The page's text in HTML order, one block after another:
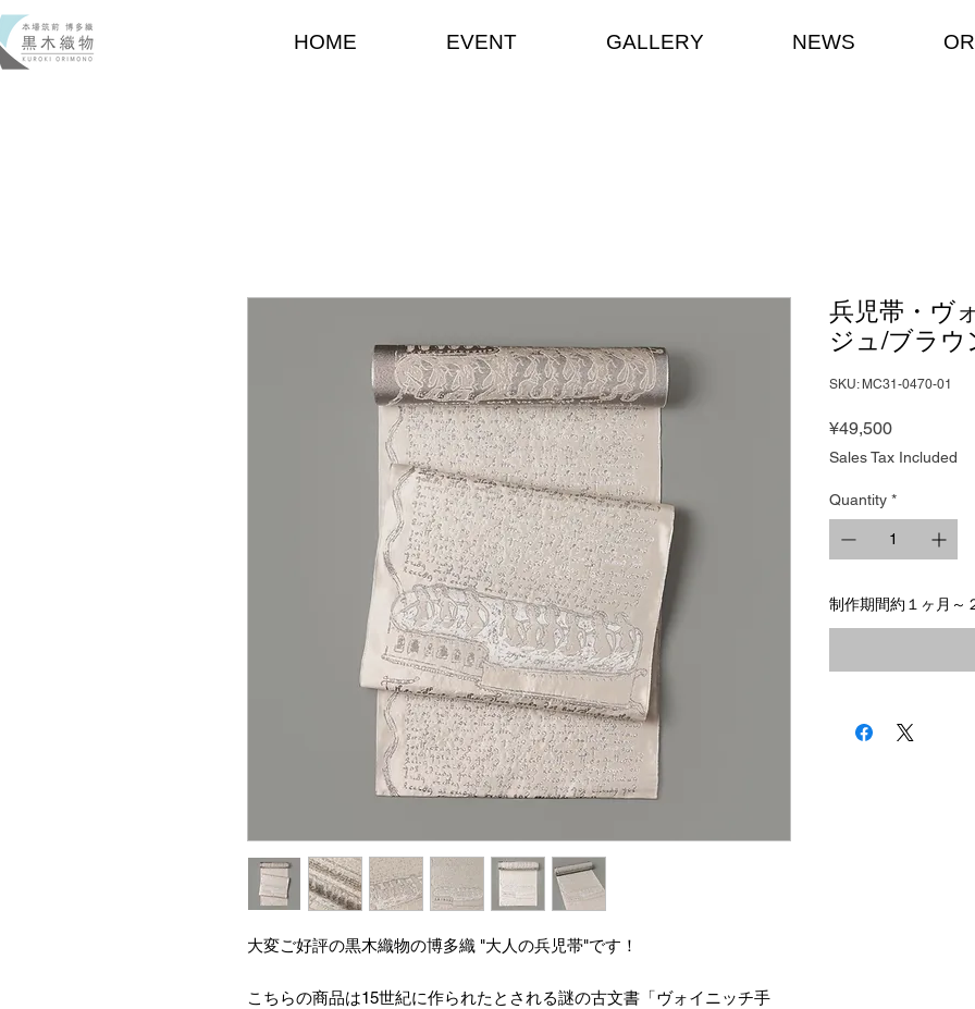
HOME EVENT GALLERY NEWS
大変ご好評の黒木織物の博多織 "大人の兵児帯"です！
こちらの商品は15世紀に作られたとされる謎の古文書「ヴォイニッチ手
兵児帯・ヴ
ジュ/ブラウ
SKU: MC31-0470-01
¥49,500Price
Sales Tax Included
Quantity *
制作期間約１ヶ月～